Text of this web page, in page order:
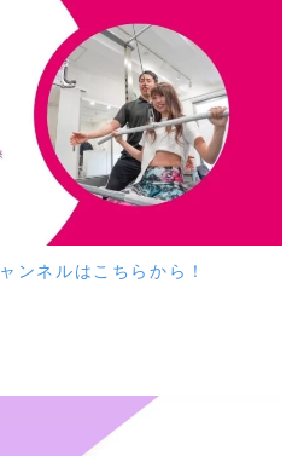
ンネルはこちらから！